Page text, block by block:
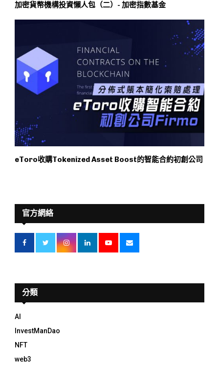
加密貨幣機構投資懶人包（二）- 加密指數基金
eToro收購Tokenized Asset Boost的智能合約初創公司
官方網絡
分類
AI
InvestManDao
NFT
web3